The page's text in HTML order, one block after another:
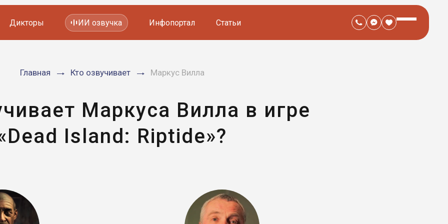
Мультфильмов
Дикторы ИИ озвучка Инфопортал Статьи
Главная Кто озвучивает Маркус Вилла
Маркуса Вилла в игре
Island: Riptide»?